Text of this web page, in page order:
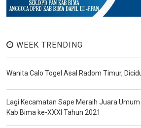
WEEK TRENDING
Wanita Calo Togel Asal Radom Timur,
Lagi Kecamatan Sape Meraih Juara
Kab Bima ke-XXXI Tahun 2021